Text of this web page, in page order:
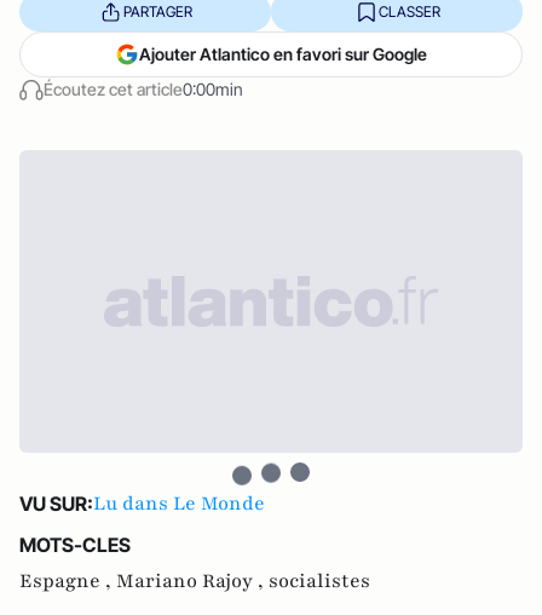
Écoutez cet article0:00min
PARTAGER CLASSER
Ajouter Atlantico en favori sur Google
VU SUR:Lu dans Le Monde
MOTS-CLES
Espagne , Mariano Rajoy , socialistes